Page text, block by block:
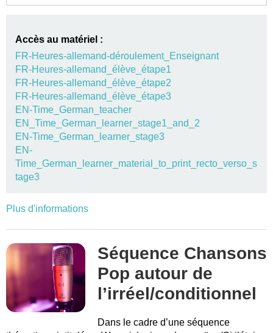
Accès au matériel :
FR-Heures-allemand-déroulement_Enseignant
FR-Heures-allemand_élève_étape1
FR-Heures-allemand_élève_étape2
FR-Heures-allemand_élève_étape3
EN-Time_German_teacher
EN_Time_German_learner_stage1_and_2
EN-Time_German_learner_stage3
EN-
Time_German_learner_material_to_print_recto_verso_s
tage3
Plus d'informations
Séquence Chansons
Pop autour de
l’irréel/conditionnel
Dans le cadre d’une séquence